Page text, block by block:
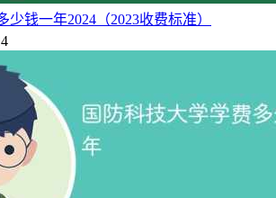
少钱一年2024（2023收费标准）